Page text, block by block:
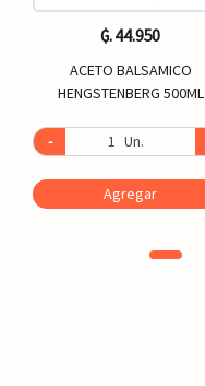
₲. 44.950
ACETO BALSAMICO
HENGSTENBERG 500ML
- Un.
Agregar